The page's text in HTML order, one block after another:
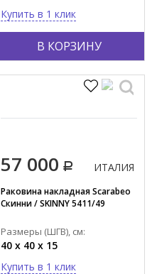
В КОРЗИНУ
Купить в 1 клик
57 000 ИТАЛИЯ
Раковина накладная Scarabeo
Скинни / SKINNY 5411/49
Размеры (ШГВ), см:
40 x 40 x 15
Купить в 1 клик